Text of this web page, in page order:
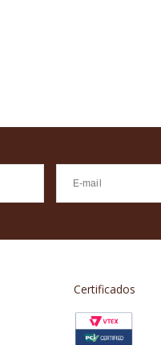
Certificados